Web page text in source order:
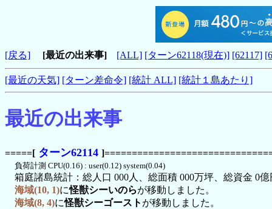
[戻る] [最近の出来事] [ALL] [ターン62118(現在)] [62117]
[最近の天気] [ターン差命令] [統計 ALL] [統計１島あたり]
最近の出来事
=====[ ターン62114
負荷計測 CPU(0.16) : user(0.12) system(0.04)
箱庭諸島統計：総人口 000人、総面積 000万坪、総資金 0億
海域(10, 1)に怪獣シーいのらが移動しました。
海域(8, 4)に怪獣シーゴースト が移動しました。